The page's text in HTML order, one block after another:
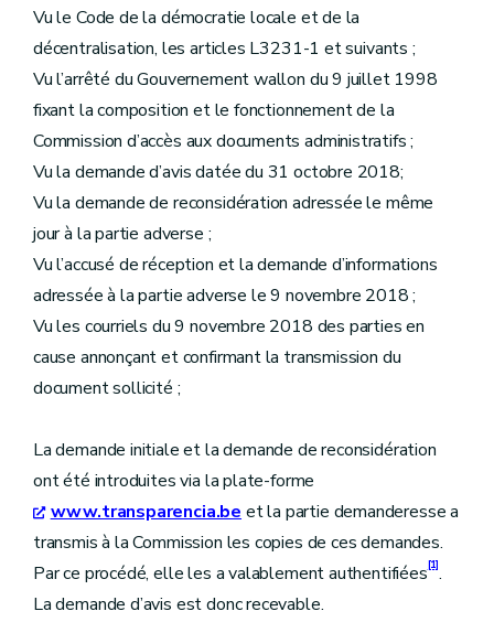
Vu le Code de la démocratie locale et de la
décentralisation, les articles L3231-1 et suivants ;
Vu l’arrêté du Gouvernement wallon du 9 juillet 1998
fixant la composition et le fonctionnement de la
Commission d’accès aux documents administratifs ;
Vu la demande d’avis datée du 31 octobre 2018;
Vu la demande de reconsidération adressée le même
jour à la partie adverse ;
Vu l’accusé de réception et la demande d’informations
adressée à la partie adverse le 9 novembre 2018 ;
Vu les courriels du 9 novembre 2018 des parties en
cause annonçant et confirmant la transmission du
document sollicité ;
La demande initiale et la demande de reconsidération
ont été introduites via la plate-forme
www.transparencia.be et la partie demanderesse a
transmis à la Commission les copies de ces demandes.
Par ce procédé, elle les a valablement authentifiées[1].
La demande d’avis est donc recevable.